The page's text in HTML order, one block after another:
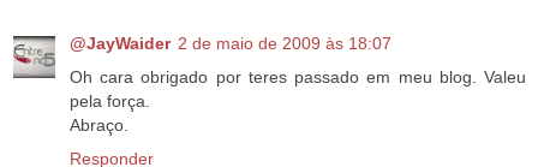
@JayWaider 2 de maio de 2009 às 18:07
Oh cara obrigado por teres passado em meu blog. Valeu
pela força.
Abraço.
Responder